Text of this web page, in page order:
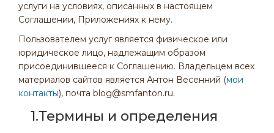
услуги на условиях, описанных в настоящем
Соглашении, Приложениях к нему.
Пользователем услуг является физическое или
юридическое лицо, надлежащим образом
присоединившееся к Соглашению. Владельцем всех
материалов сайтов является Антон Весенний (мои
контакты), почта blog@smfanton.ru.
1.Термины и определения